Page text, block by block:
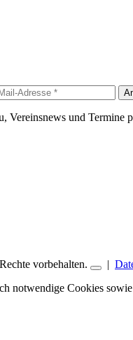
Vereinsnews und Termine
vorbehalten.
|
notwendige Cookies